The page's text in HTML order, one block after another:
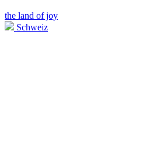
the land of joy
Schweiz